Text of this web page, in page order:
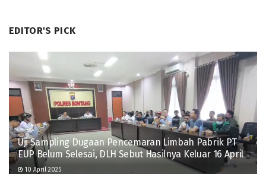
EDITOR'S PICK
Uji Sampling Dugaan Pencemaran Limbah Pabrik PT
EUP Belum Selesai, DLH Sebut Hasilnya Keluar 16 April
10 April 2025